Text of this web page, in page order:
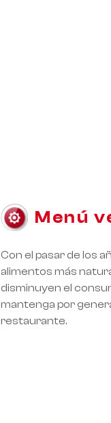
Menú
Con el pasar de los
alimentos más
disminuyen el
mantenga por
restaurante.